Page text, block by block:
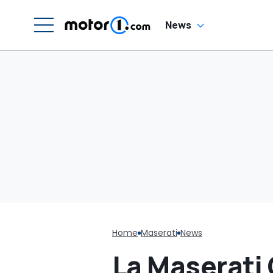
News
Home Maserati News
La Maserati